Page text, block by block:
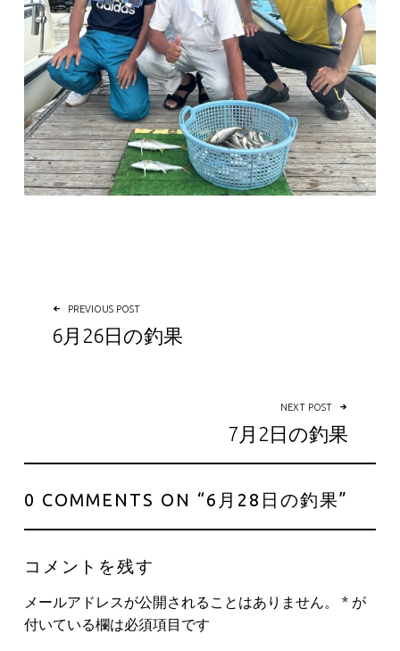
PREVIOUS POST
6月26日の釣果
NEXT POST
7月2日の釣果
0 COMMENTS ON “6月28日の釣果”
コメントを残す
メールアドレスが公開されることはありません。 *が
付いている欄は必須項目です